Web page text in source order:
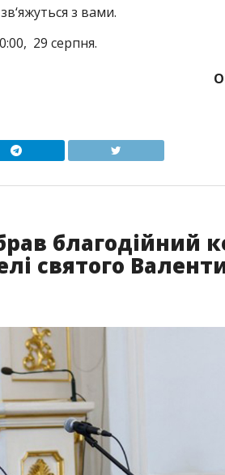
з вами.
29 серпня.
благодійний
святого